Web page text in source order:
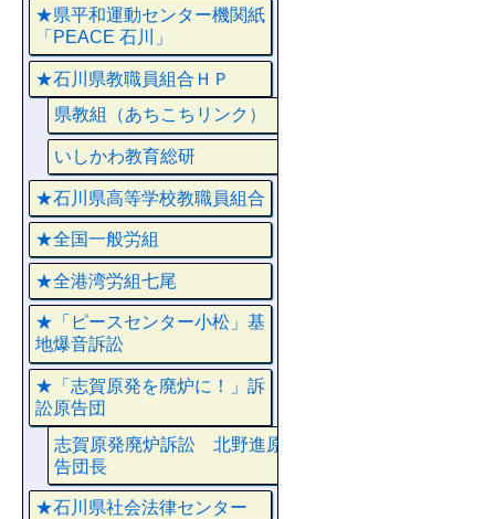
★県平和運動センター機関紙
「PEACE 石川」
★石川県教職員組合ＨＰ
県教組（あちこちリンク）
いしかわ教育総研
★石川県高等学校教職員組合
★全国一般労組
★全港湾労組七尾
★「ピースセンター小松」基
地爆音訴訟
★「志賀原発を廃炉に！」訴
訟原告団
志賀原発廃炉訴訟 北野進原
告団長
★石川県社会法律センター